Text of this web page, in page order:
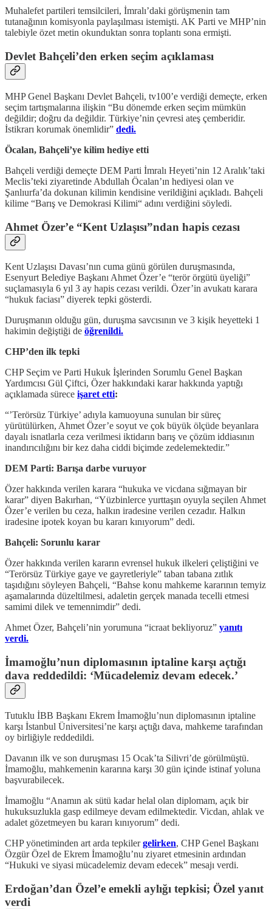
Muhalefet partileri temsilcileri, İmralı’daki görüşmenin tam
tutanağının komisyonla paylaşılması istemişti. AK Parti ve MHP’nin
talebiyle özet metin okunduktan sonra toplantı sona ermişti.
Devlet Bahçeli’den erken seçim açıklaması
MHP Genel Başkanı Devlet Bahçeli, tv100’e verdiği demeçte, erken
seçim tartışmalarına ilişkin “Bu dönemde erken seçim mümkün
değildir; doğru da değildir. Türkiye’nin çevresi ateş çemberidir.
İstikrarı korumak önemlidir” dedi.
Öcalan, Bahçeli’ye kilim hediye etti
Bahçeli verdiği demeçte DEM Parti İmralı Heyeti’nin 12 Aralık’taki
Meclis’teki ziyaretinde Abdullah Öcalan’ın hediyesi olan ve
Şanlıurfa’da dokunan kilimin kendisine verildiğini açıkladı. Bahçeli
kilime “Barış ve Demokrasi Kilimi“ adını verdiğini söyledi.
Ahmet Özer’e “Kent Uzlaşısı”ndan hapis cezası
Kent Uzlaşısı Davası’nın cuma günü görülen duruşmasında,
Esenyurt Belediye Başkanı Ahmet Özer’e “terör örgütü üyeliği”
suçlamasıyla 6 yıl 3 ay hapis cezası verildi. Özer’in avukatı karara
“hukuk faciası” diyerek tepki gösterdi.
Duruşmanın olduğu gün, duruşma savcısının ve 3 kişik heyetteki 1
hakimin değiştiği de öğrenildi.
CHP’den ilk tepki
CHP Seçim ve Parti Hukuk İşlerinden Sorumlu Genel Başkan
Yardımcısı Gül Çiftci, Özer hakkındaki karar hakkında yaptığı
açıklamada sürece işaret etti:
“’Terörsüz Türkiye’ adıyla kamuoyuna sunulan bir süreç
yürütülürken, Ahmet Özer’e soyut ve çok büyük ölçüde beyanlara
dayalı isnatlarla ceza verilmesi iktidarın barış ve çözüm iddiasının
inandırıcılığını bir kez daha ciddi biçimde zedelemektedir.”
DEM Parti: Barışa darbe vuruyor
Özer hakkında verilen karara “hukuka ve vicdana sığmayan bir
karar” diyen Bakırhan, “Yüzbinlerce yurttaşın oyuyla seçilen Ahmet
Özer’e verilen bu ceza, halkın iradesine verilen cezadır. Halkın
iradesine ipotek koyan bu kararı kınıyorum” dedi.
Bahçeli: Sorunlu karar
Özer hakkında verilen kararın evrensel hukuk ilkeleri çeliştiğini ve
“Terörsüz Türkiye gaye ve gayretleriyle” taban tabana zıtlık
taşıdığını söyleyen Bahçeli, “Bahse konu mahkeme kararının temyiz
aşamalarında düzeltilmesi, adaletin gerçek manada tecelli etmesi
samimi dilek ve temennimdir” dedi.
Ahmet Özer, Bahçeli’nin yorumuna “icraat bekliyoruz” yanıtı
verdi.
İmamoğlu’nun diplomasının iptaline karşı açtığı
dava reddedildi: ‘Mücadelemiz devam edecek.’
Tutuklu İBB Başkanı Ekrem İmamoğlu’nun diplomasının iptaline
karşı İstanbul Üniversitesi’ne karşı açtığı dava, mahkeme tarafından
oy birliğiyle reddedildi.
Davanın ilk ve son duruşması 15 Ocak’ta Silivri’de görülmüştü.
İmamoğlu, mahkemenin kararına karşı 30 gün içinde istinaf yoluna
başvurabilecek.
İmamoğlu “Anamın ak sütü kadar helal olan diplomam, açık bir
hukuksuzlukla gasp edilmeye devam edilmektedir. Vicdan, ahlak ve
adalet gözetmeyen bu kararı kınıyorum” dedi.
CHP yönetiminden art arda tepkilergelirken, CHP Genel Başkanı
Özgür Özel de Ekrem İmamoğlu’nu ziyaret etmesinin ardından
“Hukuki ve siyasi mücadelemiz devam edecek” mesajı verdi.
Erdoğan’dan Özel’e emekli aylığı tepkisi; Özel yanıt
verdi